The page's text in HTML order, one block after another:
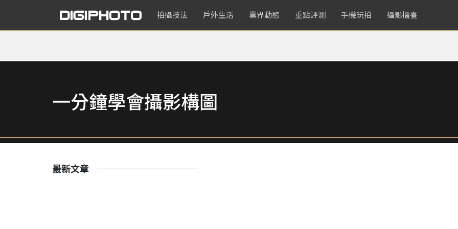
拍攝技法 戶外生活 業界動態 重點評測 手機玩拍 攝影擂臺
一分鐘學會攝影構圖
最新文章